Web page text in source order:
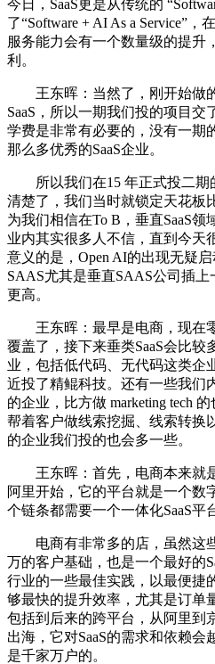
今日，SaaS更是从传统的
了“Software + AI As a Service”，
服务能力会有一个数量级的提升
利。
王东晖：当然了，刚开始做
SaaS，所以一期我们投的项目
学费是非常有必要的，没有一期
那么多优秀的SaaS企业。
所以我们在15 年正式投二期
清楚了，我们当时就锁定天花板
为我们相信在To B，垂直SaaS
业内其实很多人不信，直到今天
意义的是，Open AI的出现无疑
SAAS尤其是垂直SAAS公司插
更高。
王东晖：最早是电商，现在
覆盖了，接下来垂类SaaS会比较
业，包括低代码、无代码这类企
近投了精鲲科技。还有一些我们
的企业，比方做 marketing tech
帮着客户做线索挖掘、线索转换
的企业我们投的也会多一些。
王东晖：首先，电商本来就
阿里开始，它的平台就是一个数
个链条都需要一个一体化SaaS平
电商有非常多的店，虽然这
万的客户基础，也是一个最好的
行业的一些最佳实践，以最便捷
够最快的提升效率，尤其是订单
包括到后来的跨平台，从阿里到
出海，它对SaaS的需求和依赖
是千家万户的。